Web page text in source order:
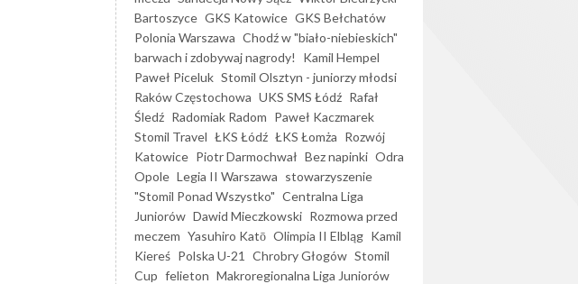
Bartoszyce GKS Katowice GKS Bełchatów
Polonia Warszawa Chodź w "biało-niebieskich"
barwach i zdobywaj nagrody!
Kamil Hempel
Paweł Piceluk Stomil Olsztyn - juniorzy młodsi
Raków Częstochowa UKS SMS Łódź Rafał
Śledź Radomiak Radom Paweł Kaczmarek
Stomil Travel ŁKS Łódź ŁKS Łomża Rozwój
Katowice Piotr Darmochwał Bez napinki Odra
Opole Legia II Warszawa stowarzyszenie
"Stomil Ponad Wszystko" Centralna Liga
Juniorów Dawid Mieczkowski Rozmowa przed
meczem Yasuhiro Katō Olimpia II Elbląg Kamil
Kiereś Polska U-21 Chrobry Głogów Stomil
Cup felieton Makroregionalna Liga Juniorów